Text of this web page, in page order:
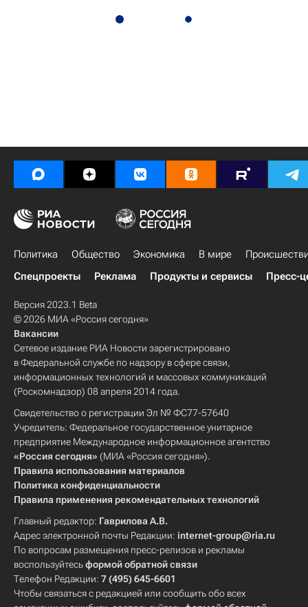
Политика Общество Экономика В мире
Спецпроекты
Реклама Продукты и сервисы Пресс-
Версия 2023.1 Beta
© 2026 МИА «Россия сегодня»
Вакансии
Сетевое издание РИА Новости зарегистрировано
в Федеральной службе по надзору в сфере связи,
информационных технологий и массовых коммуникаций
(Роскомнадзор) 08 апреля 2014 года.
Свидетельство о регистрации Эл № ФС77-57640
Учредитель: Федеральное государственное унитарное
предприятие Международное информационное агентство
«Россия сегодня» (МИА «Россия сегодня»).
Правила использования материалов
Политика конфиденциальности
Правила применения рекомендательных технологий
Главный редактор: Гаврилова А.В.
Адрес электронной почты Редакции: internet-group@ria.ru
По вопросам размещения пресс-релизов и рекламы
воспользуйтесьформой обратной связи
Телефон Редакции: 7 (495) 645-6601
Чтобы связаться с редакцией или сообщить обо всех